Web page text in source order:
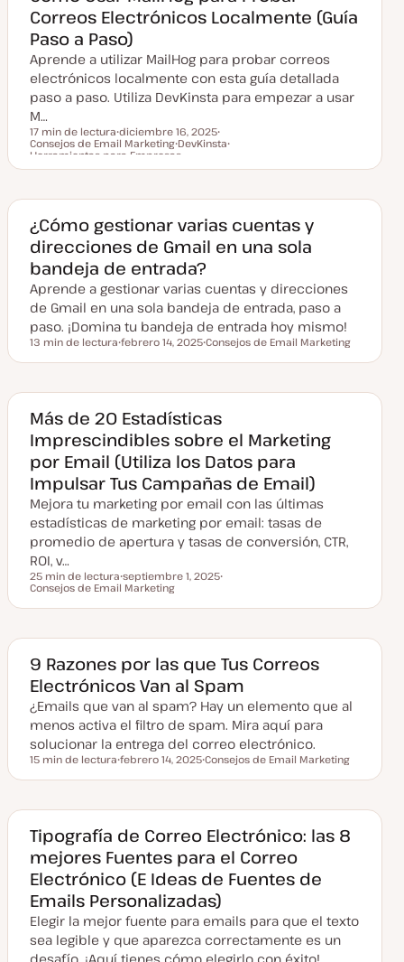
Correos Electrónicos Localmente (Guía
Paso a Paso)
Aprende a utilizar MailHog para probar correos
electrónicos localmente con esta guía detallada
paso a paso. Utiliza DevKinsta para empezar a usar
M…
Tiempo de lectura
17 min de lectura
F
e
c
a
t
a
i
z
a
d
diciembre 16, 2025
T
m
Consejos de Email Marketing
T
e
DevKinsta
e
Herramientas para Empresas
¿Cómo gestionar varias cuentas y
direcciones de Gmail en una sola
bandeja de entrada?
Aprende a gestionar varias cuentas y direcciones
de Gmail en una sola bandeja de entrada, paso a
paso. ¡Domina tu bandeja de entrada hoy mismo!
Tiempo de lectura
13 min de lectura
e
h
a
c
t
u
a
l
i
z
a
d
a
febrero 14, 2025
e
a
Consejos de Email Marketing
Más de 20 Estadísticas
Imprescindibles sobre el Marketing
por Email (Utiliza los Datos para
Impulsar Tus Campañas de Email)
Mejora tu marketing por email con las últimas
estadísticas de marketing por email: tasas de
promedio de apertura y tasas de conversión, CTR,
ROI, v…
Tiempo de lectura
25 min de lectura
F
c
a
c
t
u
a
l
z
a
d
a
septiembre 1, 2025
m
Consejos de Email Marketing
9 Razones por las que Tus Correos
Electrónicos Van al Spam
¿Emails que van al spam? Hay un elemento que al
menos activa el filtro de spam. Mira aquí para
solucionar la entrega del correo electrónico.
Tiempo de lectura
15 min de lectura
e
h
a
c
u
a
l
i
z
a
d
a
febrero 14, 2025
e
a
Consejos de Email Marketing
Tipografía de Correo Electrónico: las 8
mejores Fuentes para el Correo
Electrónico (E Ideas de Fuentes de
Emails Personalizadas)
Elegir la mejor fuente para emails para que el texto
sea legible y que aparezca correctamente es un